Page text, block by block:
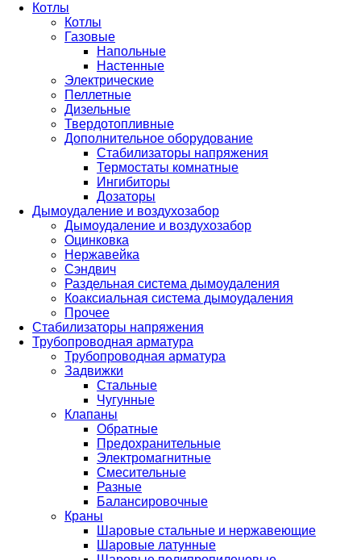
Котлы
Котлы
Газовые
Напольные
Настенные
Электрические
Пеллетные
Дизельные
Твердотопливные
Дополнительное оборудование
Стабилизаторы напряжения
Термостаты комнатные
Ингибиторы
Дозаторы
Дымоудаление и воздухозабор
Дымоудаление и воздухозабор
Оцинковка
Нержавейка
Сэндвич
Раздельная система дымоудаления
Коаксиальная система дымоудаления
Прочее
Стабилизаторы напряжения
Трубопроводная арматура
Трубопроводная арматура
Задвижки
Стальные
Чугунные
Клапаны
Обратные
Предохранительные
Электромагнитные
Смесительные
Разные
Балансировочные
Краны
Шаровые стальные и нержавеющие
Шаровые латунные